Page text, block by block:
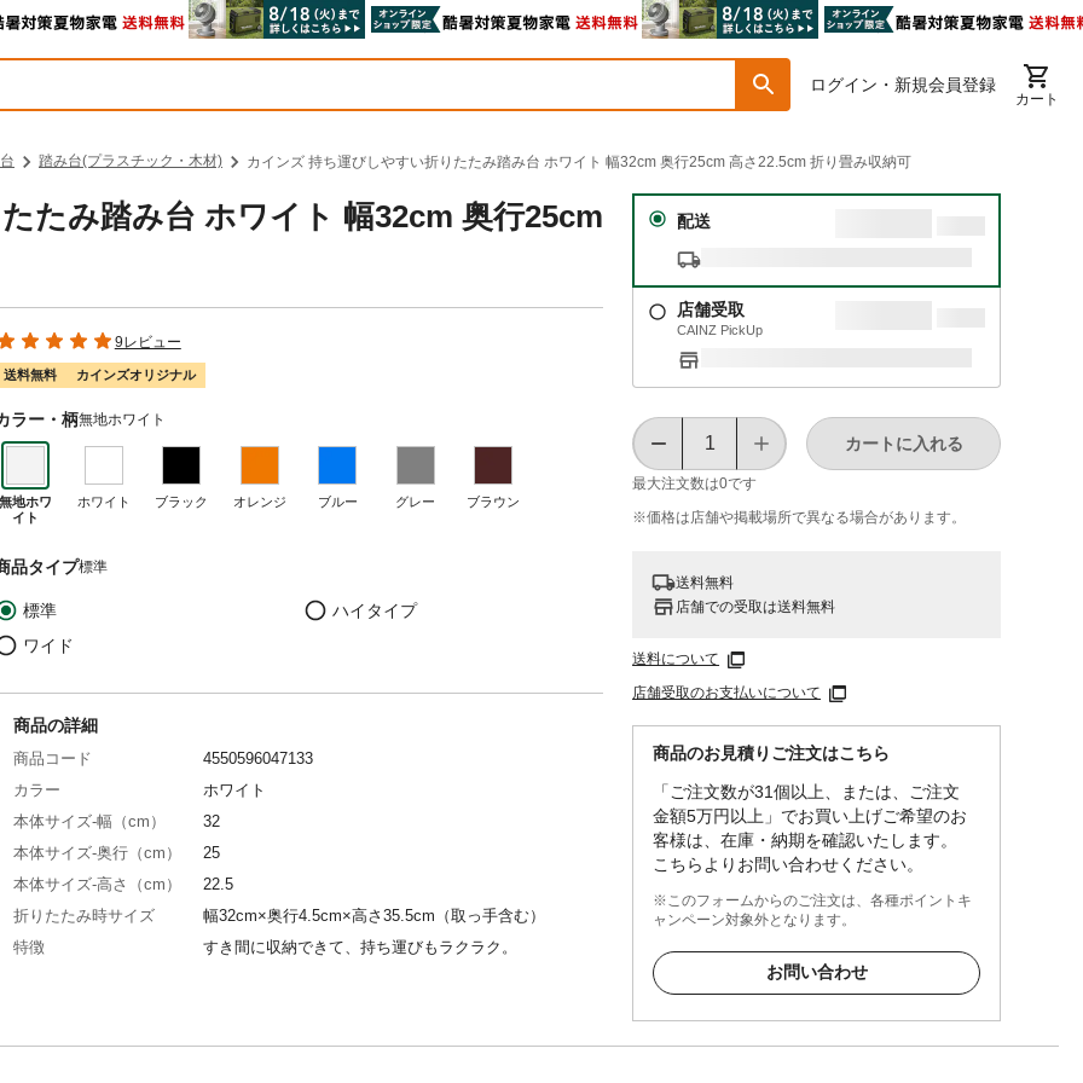
ログイン・新規会員登録
カート
踏み台(プラスチック・木材) カインズ 持ち運びしやすい折りたたみ踏み台 ホワイト 幅32cm 奥行25cm 高さ22.5cm 折り畳み収納可
たみ踏み台 ホワイト 幅32cm 奥行25cm
9レビュー
送料無料 カインズオリジナル
ラー・柄無地ホワイト
無地ホワ
イト
ホワイト ブラック オレンジ ブルー グレー ブラウン
品タイプ標準
標準
ハイタイプ
ワイド
配送
店舗受取
CAINZ PickUp
最大注文数は0です
カートに入れる
※価格は​店舗や​掲載場所で​異なる​場合が​あります。
送料無料
店舗での受取は送料無料
送料について
店舗受取のお支払いについて
商品のお見積りご注文はこちら
「ご注文数が31個以上、または、ご注文
金額5万円以上」でお買い上げご希望のお
客様は、在庫・納期を確認いたします。
こちらよりお問い合わせください。
※このフォームからのご注文は、各種ポイントキ
ャンペーン対象外となります。
お問い合わせ
商品の詳細
商品コード
4550596047133
カラー
ホワイト
本体サイズ-幅（cm）
32
本体サイズ-奥行（cm）
25
本体サイズ-高さ（cm）
22.5
折りたたみ時サイズ
幅32cm×奥行4.5cm×高さ35.5cm（取っ手含む）
特徴
すき間に収納できて、持ち運びもラクラク。